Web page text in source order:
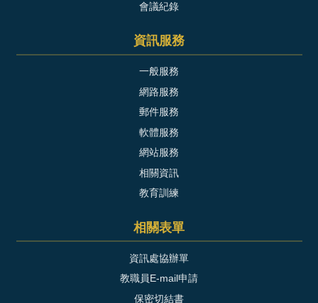
會議紀錄
資訊服務
一般服務
網路服務
郵件服務
軟體服務
網站服務
相關資訊
教育訓練
相關表單
資訊處協辦單
教職員E-mail申請
保密切結書